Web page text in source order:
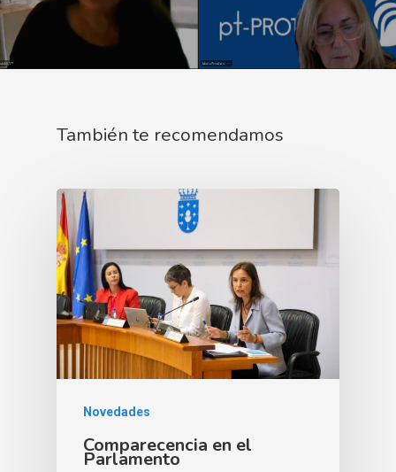
También te recomendamos
Novedades
Comparecencia en el
Parlamento